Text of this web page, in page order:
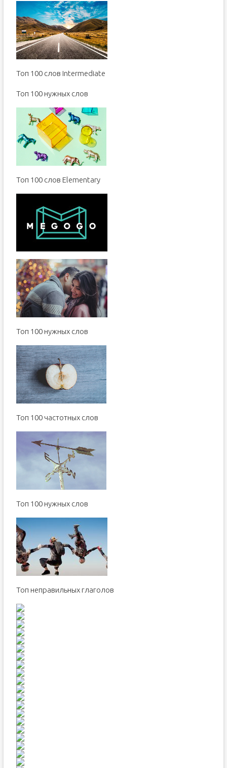
Топ 100 слов Intermediate
Toп 100 нужных слов
Топ 100 слов Elementary
Toп 100 нужных слов
Топ 100 частотных слов
Toп 100 нужных слов
Топ неправильных глаголов